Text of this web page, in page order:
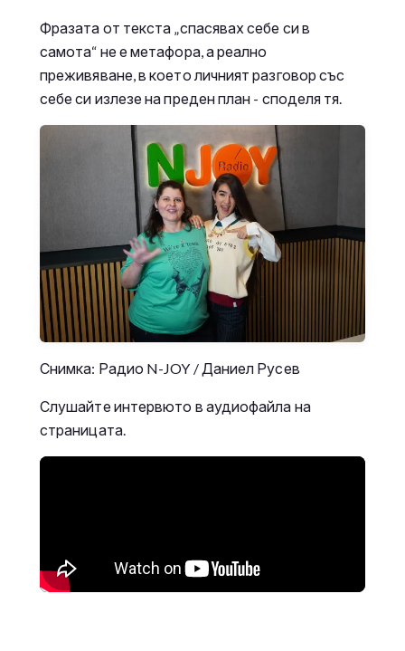
Фразата от текста „спасявах себе си в
самота“ не е метафора, а реално
преживяване, в което личният разговор със
себе си излезе на преден план - споделя тя.
Снимка: Радио N-JOY / Даниел Русев
Слушайте интервюто в аудиофайла на
страницата.